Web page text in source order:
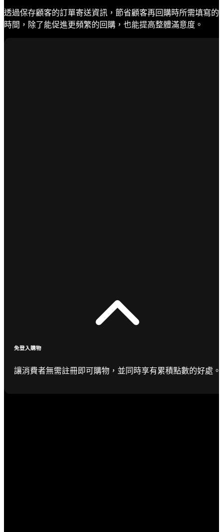
透過保存顧客的訂單寄送資訊，節省顧客再回購時所需填寫的
時間，除了能促進更頻繁的回購，也能提高整體滿意度。
免登入購物
讓消費者無需註冊即可購物，並同時享有累積點數的好處。